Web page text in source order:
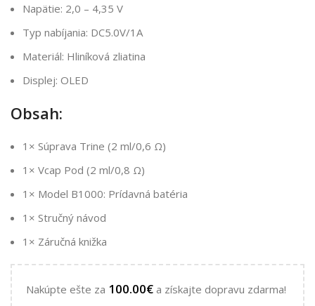
Napätie: 2,0 – 4,35 V
Typ nabíjania: DC5.0V/1A
Materiál: Hliníková zliatina
Displej: OLED
Obsah:
1× Súprava Trine (2 ml/0,6 Ω)
1× Vcap Pod (2 ml/0,8 Ω)
1× Model B1000: Prídavná batéria
1× Stručný návod
1× Záručná knižka
Nakúpte ešte za 100.00€ a získajte dopravu zdarma!